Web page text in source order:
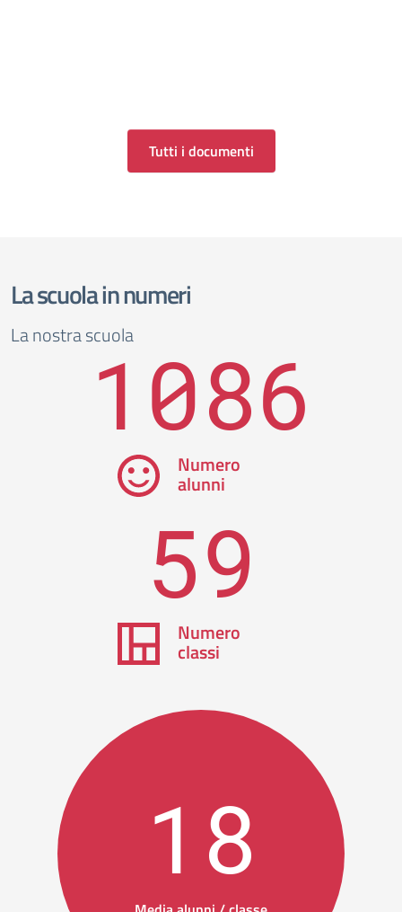
Tutti i documenti
La scuola in numeri
La nostra scuola1086
Numero
alunni
59
Numero
classi
18